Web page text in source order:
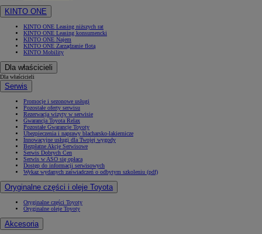
KINTO ONE
KINTO ONE Leasing niższych rat
KINTO ONE Leasing konsumencki
KINTO ONE Najem
KINTO ONE Zarządzanie flotą
KINTO Mobility
Dla właścicieli
Dla właścicieli
Serwis
Promocje i sezonowe usługi
Pozostałe oferty serwisu
Rezerwacja wizyty w serwisie
Gwarancja Toyota Relax
Pozostałe Gwarancje Toyoty
Ubezpieczenia i naprawy blacharsko-lakiernicze
Innowacyjne usługi dla Twojej wygody
Bezpłatne Akcje Serwisowe
Serwis Dobrych Cen
Serwis w ASO się opłaca
Dostęp do informacji serwisowych
Wykaz wydanych zaświadczeń o odbytym szkoleniu (pdf)
Oryginalne części i oleje Toyota
Oryginalne części Toyoty
Oryginalne oleje Toyoty
Akcesoria